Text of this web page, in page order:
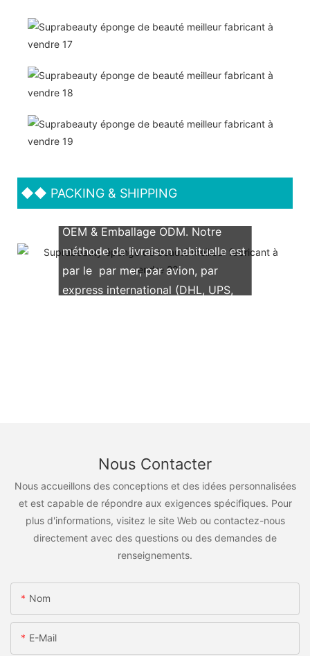
◆◆ PACKING & SHIPPING
Nous prenons en charge les deux
OEM & Emballage ODM. Notre
méthode de livraison habituelle est
par le par mer, par avion, par
express international (DHL, UPS,
Nous Contacter
Nous accueillons des conceptions et des idées personnalisées
et est capable de répondre aux exigences spécifiques. Pour
plus d'informations, visitez le site Web ou contactez-nous
directement avec des questions ou des demandes de
renseignements.
Nom
E-Mail